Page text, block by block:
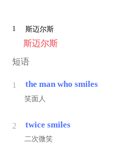
1 斯迈尔斯
斯迈尔斯
短语
1 the man who smiles
笑面人
2 twice smiles
二次微笑